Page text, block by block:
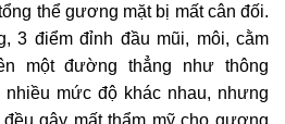
thể gương mặt bị mất cân đối.
3 điểm đỉnh đầu mũi, môi, cằm
một đường thẳng như thông
mức độ khác nhau, nhưng
gây mất thẩm mỹ cho gương